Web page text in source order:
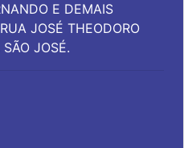
E DEMAIS
JOSÉ THEODORO
JOSÉ.